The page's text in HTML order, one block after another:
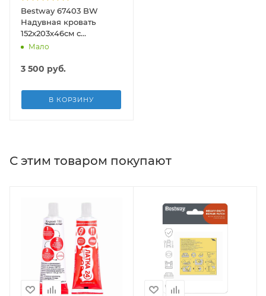
Bestway 67403 BW
Надувная кровать
152х203х46см с
подголовником,
300кг
Мало
3 500 руб.
В КОРЗИНУ
С этим товаром покупают